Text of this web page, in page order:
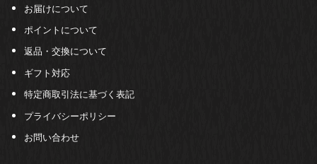
お届けについて
ポイントについて
返品・交換について
ギフト対応
特定商取引法に基づく表記
プライバシーポリシー
お問い合わせ